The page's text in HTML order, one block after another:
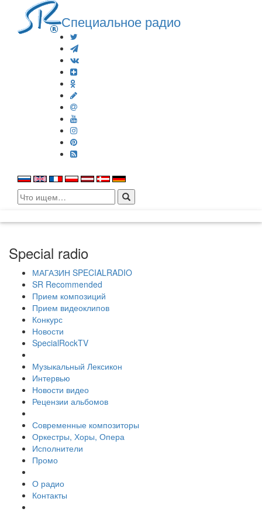
Специальное радио
Search
for:
Special radio
МАГАЗИН SPECIALRADIO
SR Recommended
Прием композиций
Прием видеоклипов
Конкурс
Новости
SpecialRockTV
Музыкальный Лексикон
Интервью
Новости видео
Рецензии альбомов
Современные композиторы
Оркестры, Хоры, Опера
Исполнители
Промо
О радио
Контакты